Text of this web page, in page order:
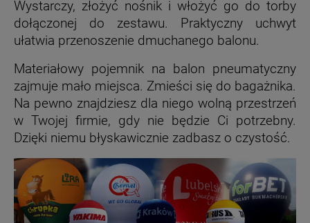
Wystarczy, złożyć nośnik i włożyć go do torby
dołączonej do zestawu. Praktyczny uchwyt
ułatwia przenoszenie dmuchanego balonu.
Materiałowy pojemnik na balon pneumatyczny
zajmuje mało miejsca. Zmieści się do bagażnika.
Na pewno znajdziesz dla niego wolną przestrzeń
w Twojej firmie, gdy nie będzie Ci potrzebny.
Dzięki niemu błyskawicznie zadbasz o czystość.